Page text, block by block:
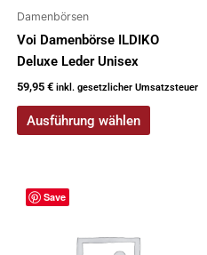
Damenbörsen
Voi Damenbörse ILDIKO
Deluxe Leder Unisex
59,95 € inkl. gesetzlicher Umsatzsteuer
Ausführung wählen
Save